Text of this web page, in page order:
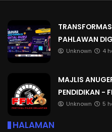
PAHLAWAN
Unknown 4
MAJLIS
PENDIDIKAN -
Unknown 5
HALAMAN